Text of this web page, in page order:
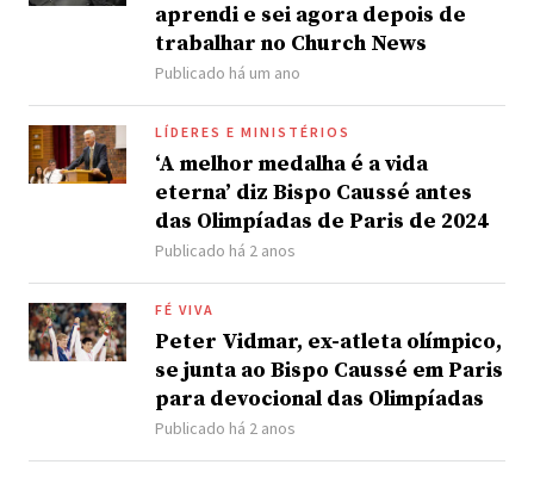
aprendi e sei agora depois de
trabalhar no Church News
Publicado há um ano
LÍDERES E MINISTÉRIOS
‘A melhor medalha é a vida
eterna’ diz Bispo Caussé antes
das Olimpíadas de Paris de 2024
Publicado há 2 anos
FÉ VIVA
Peter Vidmar, ex-atleta olímpico,
se junta ao Bispo Caussé em Paris
para devocional das Olimpíadas
Publicado há 2 anos